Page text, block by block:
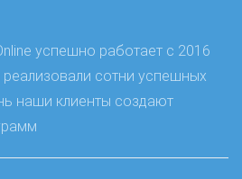
успешно работает с 2016
сотни успешных
наши клиенты создают